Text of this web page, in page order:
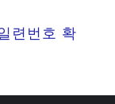
련번호 확